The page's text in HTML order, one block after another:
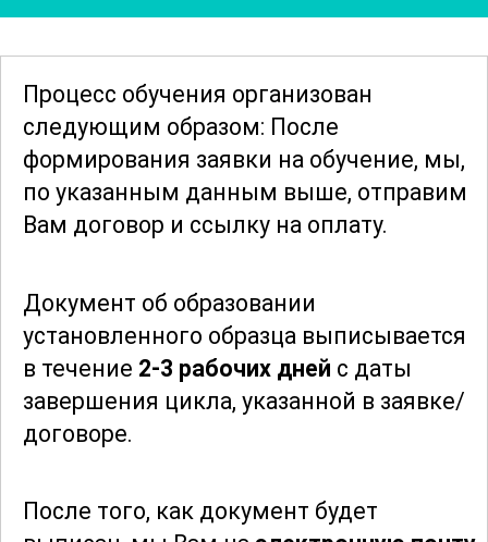
реставрации поврежденных изделий.
Программа разработана таким образом,
чтобы каждый студент мог получить
максимум полезной информации и
навыков, необходимых для успешной
работы в этой области. Независимо от
уровня подготовки, курс позволяет
стать востребованным специалистом
на рынке труда.
В результате прохождения курса,
студенты смогут уверенно работать с
современные технологии и методы
Процесс обучения организован
следующим образом: После
формирования заявки на обучение, мы,
по указанным данным выше, отправим
Вам договор и ссылку на оплату.
Документ об образовании
установленного образца выписывается
в течение 2-3 рабочих дней с даты
завершения цикла, указанной в заявке/
договоре.
После того, как документ будет